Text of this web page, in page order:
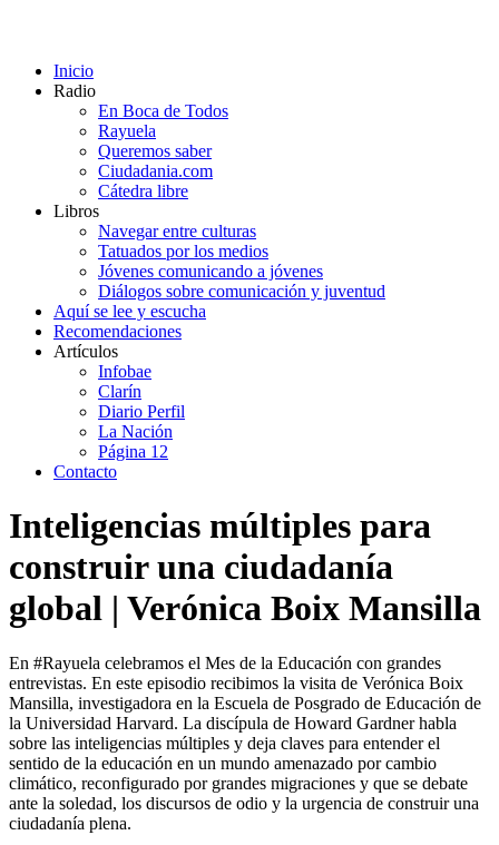
Inicio
Radio
En Boca de Todos
Rayuela
Queremos saber
Ciudadania.com
Cátedra libre
Libros
Navegar entre culturas
Tatuados por los medios
Jóvenes comunicando a jóvenes
Diálogos sobre comunicación y juventud
Aquí se lee y escucha
Recomendaciones
Artículos
Infobae
Clarín
Diario Perfil
La Nación
Página 12
Contacto
Inteligencias múltiples para
construir una ciudadanía
global | Verónica Boix Mansilla
En #Rayuela celebramos el Mes de la Educación con grandes
entrevistas. En este episodio recibimos la visita de Verónica Boix
Mansilla, investigadora en la Escuela de Posgrado de Educación de
la Universidad Harvard. La discípula de Howard Gardner habla
sobre las inteligencias múltiples y deja claves para entender el
sentido de la educación en un mundo amenazado por cambio
climático, reconfigurado por grandes migraciones y que se debate
ante la soledad, los discursos de odio y la urgencia de construir una
ciudadanía plena.